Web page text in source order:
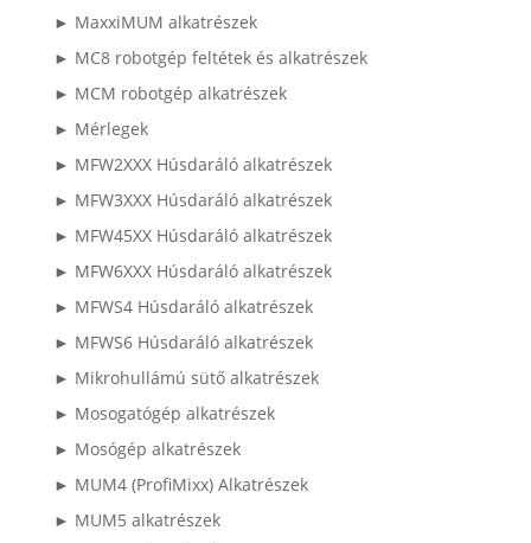
► MaxxiMUM alkatrészek
► MC8 robotgép feltétek és alkatrészek
► MCM robotgép alkatrészek
► Mérlegek
► MFW2XXX Húsdaráló alkatrészek
► MFW3XXX Húsdaráló alkatrészek
► MFW45XX Húsdaráló alkatrészek
► MFW6XXX Húsdaráló alkatrészek
► MFWS4 Húsdaráló alkatrészek
► MFWS6 Húsdaráló alkatrészek
► Mikrohullámú sütő alkatrészek
► Mosogatógép alkatrészek
► Mosógép alkatrészek
► MUM4 (ProfiMixx) Alkatrészek
► MUM5 alkatrészek